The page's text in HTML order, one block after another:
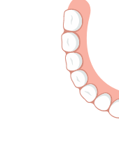
условиях
2018 -